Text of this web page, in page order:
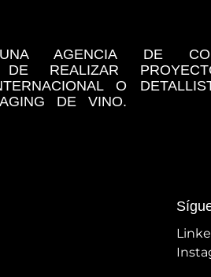
AGENCIA DE
DE REALIZAR
O
DE VINO.